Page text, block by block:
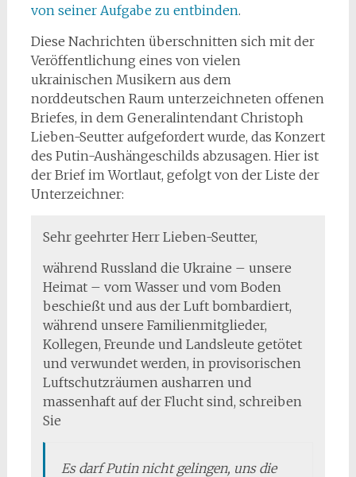
von seiner Aufgabe zu entbinden.
Diese Nachrichten überschnitten sich mit der
Veröffentlichung eines von vielen
ukrainischen Musikern aus dem
norddeutschen Raum unterzeichneten offenen
Briefes, in dem Generalintendant Christoph
Lieben-Seutter aufgefordert wurde, das Konzert
des Putin-Aushängeschilds abzusagen. Hier ist
der Brief im Wortlaut, gefolgt von der Liste der
Unterzeichner:
Sehr geehrter Herr Lieben-Seutter,
während Russland die Ukraine – unsere
Heimat – vom Wasser und vom Boden
beschießt und aus der Luft bombardiert,
während unsere Familienmitglieder,
Kollegen, Freunde und Landsleute getötet
und verwundet werden, in provisorischen
Luftschutzräumen ausharren und
massenhaft auf der Flucht sind, schreiben
Sie
Es darf Putin nicht gelingen, uns die